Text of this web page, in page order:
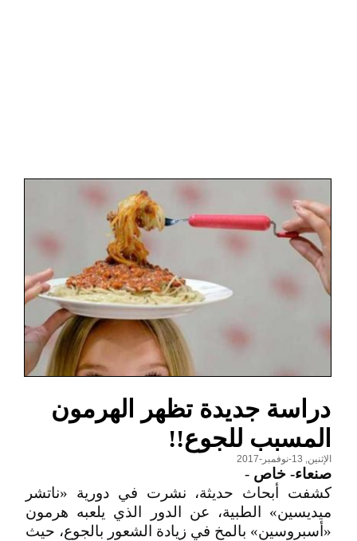
دراسة جديدة تظهر الهرمون
المسبب للجوع!!
الإثنين, 13-نوفمبر-2017
صنعاء- خاص -
كشفت أبحاث حديثة، نشرت في دورية «ناتشر
ميديسين» الطبية، عن الدور الذي يلعبه هرمون
«أسبروسين» بالمخ في زيادة الشعور بالجوع، حيث